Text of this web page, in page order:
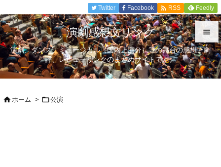


メニュ

Twitter Facebook  RSS Feedly
演劇感想文リンク
演劇、ダンス、ミュージカル（国内上演分）等の舞台の感想、劇
評、レビューリンクのまとめサイトです。
ホーム > 公演